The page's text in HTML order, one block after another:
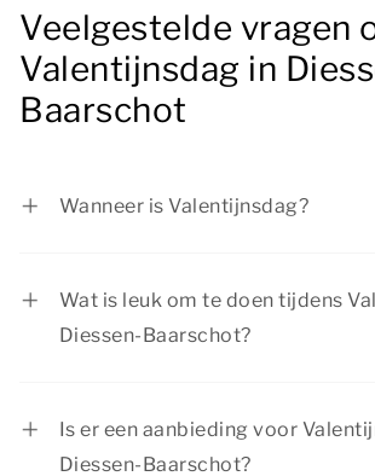
Veelgestelde vragen
Valentijnsdag in
Baarschot
Wanneer is Valentijnsdag?
Wat is leuk om te doen tijdens
Diessen-Baarschot?
Is er een aanbieding voor
Diessen-Baarschot?